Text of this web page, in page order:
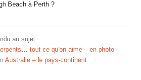
Beach à Perth ?
au sujet
tout ce qu'on aime – en photo –
Australie – le pays-continent